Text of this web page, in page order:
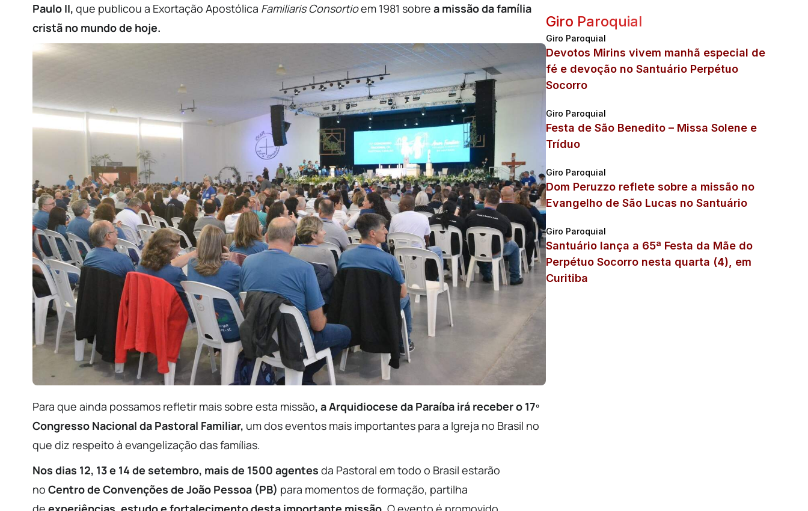
Paulo II, que publicou a Exortação Apostólica Familiaris Consortioem 1981 sobre a missão da família
cristã no mundo de hoje.
Para que ainda possamos refletir mais sobre esta missão, a Arquidiocese da Paraíba irá receber o 17º
Congresso Nacional da Pastoral Familiar, um dos eventos mais importantes para a Igreja no Brasil no
que diz respeito à evangelização das famílias.
Nos dias 12, 13 e 14 de setembro, mais de 1500 agentes da Pastoral em todo o Brasil estarão
no Centro de Convenções de João Pessoa (PB) para momentos de formação, partilha
Giro Paroquial
Giro Paroquial
Devotos Mirins vivem manhã especial de
fé e devoção no Santuário Perpétuo
Socorro
Giro Paroquial
Festa de São Benedito – Missa Solene e
Tríduo
Giro Paroquial
Dom Peruzzo reflete sobre a missão no
Evangelho de São Lucas no Santuário
Giro Paroquial
Santuário lança a 65ª Festa da Mãe do
Perpétuo Socorro nesta quarta (4), em
Curitiba